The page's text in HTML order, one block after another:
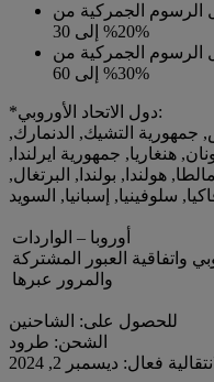
الرسوم الجمركية من
20% إلى 30%
الرسوم الجمركية من
30% إلى 60%
*دول الاتحاد الأوروبي:
جمهورية التشيك, الدنمارك,
هنغاريا, جمهورية ايرلندا,
هولندا, بولندا, البرتغال,
سلوفينيا, إسبانيا, السويد
أوروبا – الواردات
واتفاقية العبور المشتركة
والمرور عبرها
للحصول على: الشاحنين
الشحن: طرود
فعال: ديسمبر 2, 2024